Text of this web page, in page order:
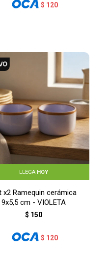
$ 120
LLEGA HOY
x2 Ramequin cerámica
9x5,5 cm - VIOLETA
$ 150
$ 120